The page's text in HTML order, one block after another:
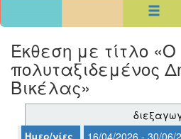
ΗΜΕΡΟΛΟΓΙΟ
ΕΚΔΗΛΩΣΕΩΝ
Διάφορες
Εκθέσεις
Έκθεση με τίτλο «Ο
πολυταξιδεμένος
Βικέλας»
Ημερ/νίες 16/04/2026 - 30/06/